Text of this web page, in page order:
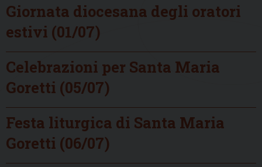
Giornata diocesana degli oratori
estivi (01/07)
Celebrazioni per Santa Maria
Goretti (05/07)
Festa liturgica di Santa Maria
Goretti (06/07)